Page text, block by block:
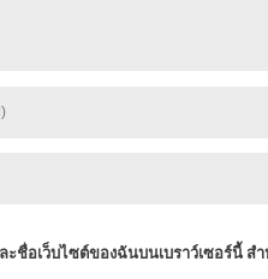
ชื่อเว็บไซต์ของฉันบนเบราว์เซอร์นี้ ส